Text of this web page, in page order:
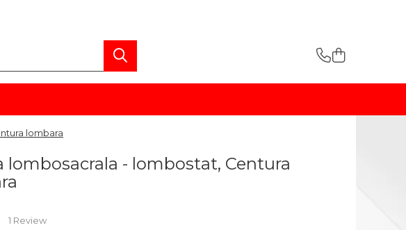
lombara
lombosacrala - lombostat, Centura
1 Review